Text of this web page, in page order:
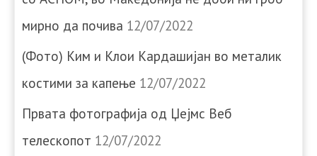
мирно да почива 12/07/2022
(Фото) Ким и Клои Кардашијан во металик
костими за капење 12/07/2022
Првата фотографија од Џејмс Веб
телескопот 12/07/2022